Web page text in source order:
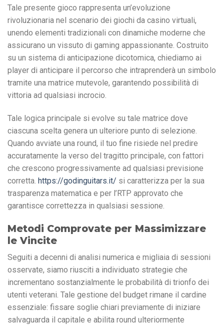
Tale presente gioco rappresenta un’evoluzione
rivoluzionaria nel scenario dei giochi da casino virtuali,
unendo elementi tradizionali con dinamiche moderne che
assicurano un vissuto di gaming appassionante. Costruito
su un sistema di anticipazione dicotomica, chiediamo ai
player di anticipare il percorso che intraprenderà un simbolo
tramite una matrice mutevole, garantendo possibilità di
vittoria ad qualsiasi incrocio.
Tale logica principale si evolve su tale matrice dove
ciascuna scelta genera un ulteriore punto di selezione.
Quando avviate una round, il tuo fine risiede nel predire
accuratamente la verso del tragitto principale, con fattori
che crescono progressivamente ad qualsiasi previsione
corretta. https://godinguitars.it/ si caratterizza per la sua
trasparenza matematica e per l’RTP approvato che
garantisce correttezza in qualsiasi sessione.
Metodi Comprovate per Massimizzare
le Vincite
Seguiti a decenni di analisi numerica e migliaia di sessioni
osservate, siamo riusciti a individuato strategie che
incrementano sostanzialmente le probabilità di trionfo dei
utenti veterani. Tale gestione del budget rimane il cardine
essenziale: fissare soglie chiari previamente di iniziare
salvaguarda il capitale e abilita round ulteriormente